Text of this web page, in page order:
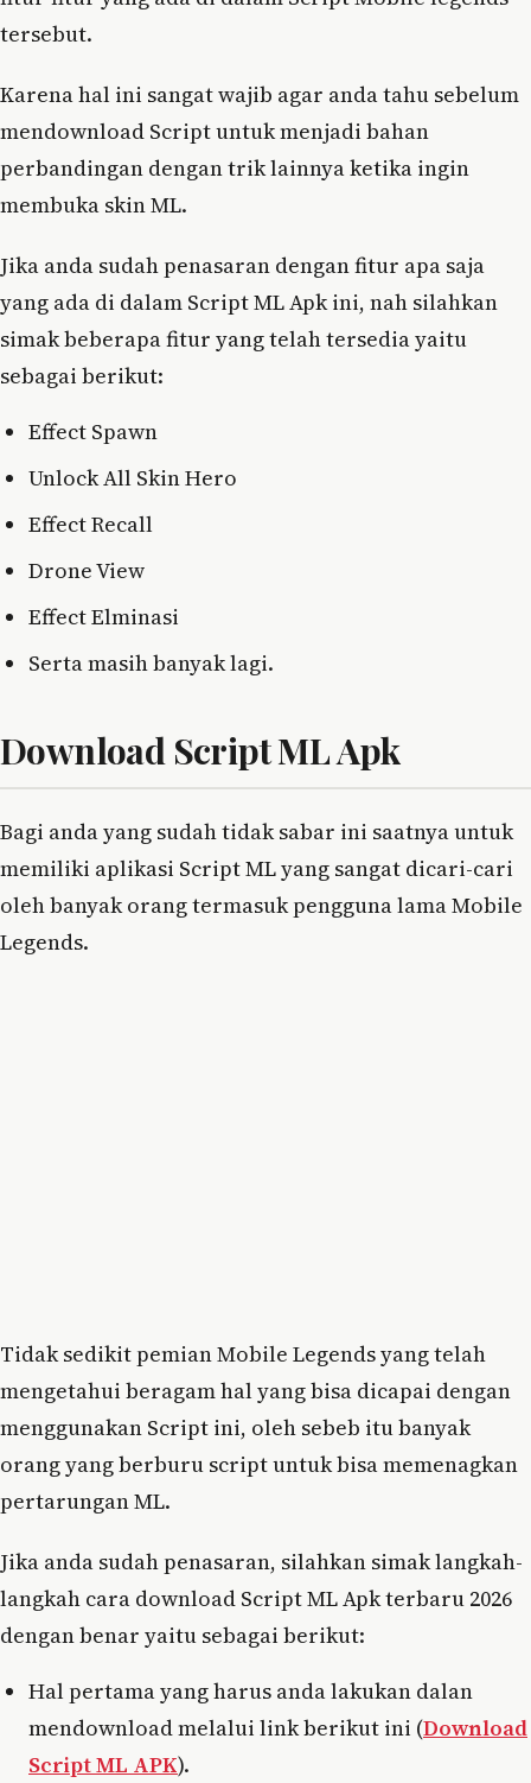
tersebut.
Karena hal ini sangat wajib agar anda tahu sebelum
mendownload Script untuk menjadi bahan
perbandingan dengan trik lainnya ketika ingin
membuka skin ML.
Jika anda sudah penasaran dengan fitur apa saja
yang ada di dalam Script ML Apk ini, nah silahkan
simak beberapa fitur yang telah tersedia yaitu
sebagai berikut:
Effect Spawn
Unlock All Skin Hero
Effect Recall
Drone View
Effect Elminasi
Serta masih banyak lagi.
Download Script ML Apk
Bagi anda yang sudah tidak sabar ini saatnya untuk
memiliki aplikasi Script ML yang sangat dicari-cari
oleh banyak orang termasuk pengguna lama Mobile
Legends.
Tidak sedikit pemian Mobile Legends yang telah
mengetahui beragam hal yang bisa dicapai dengan
menggunakan Script ini, oleh sebeb itu banyak
orang yang berburu script untuk bisa memenagkan
pertarungan ML.
Jika anda sudah penasaran, silahkan simak langkah-
langkah cara download Script ML Apk terbaru 2026
dengan benar yaitu sebagai berikut:
Hal pertama yang harus anda lakukan dalan
mendownload melalui link berikut ini (Download
Script ML APK).